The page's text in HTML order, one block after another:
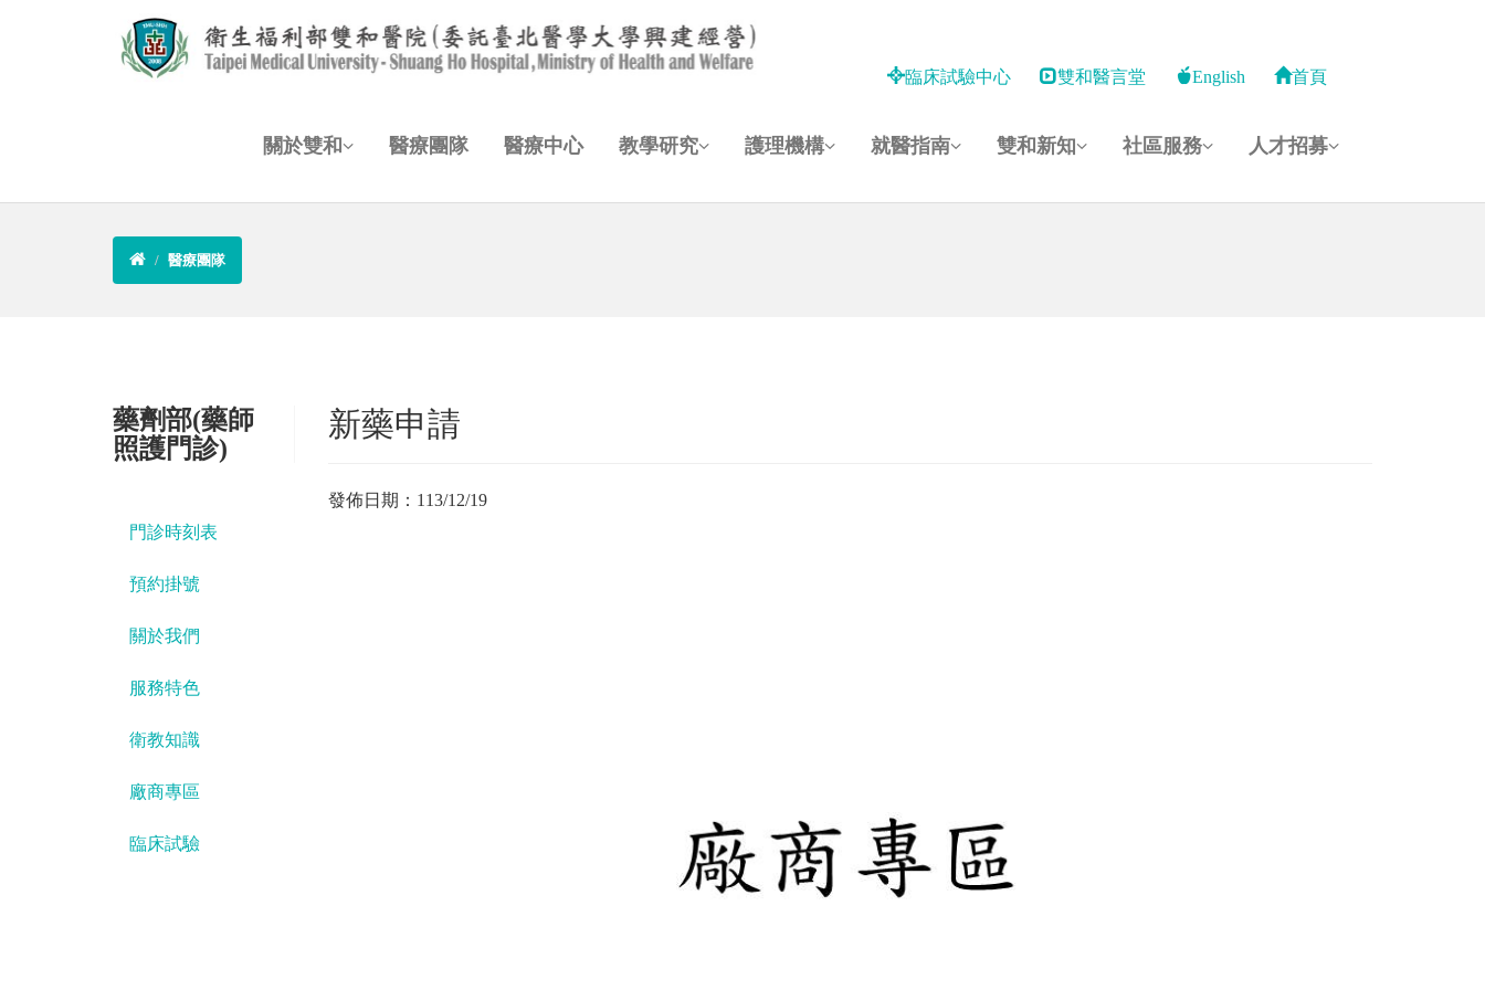
臨床試驗中心 雙和醫言堂 English 首頁
關於雙和 醫療團隊 醫療中心 教學研究 護理機構 就醫指南 雙和新知 社區服務 人才招募
醫療團隊
藥劑部(藥師
照護門診)
門診時刻表
預約掛號
關於我們
服務特色
衛教知識
廠商專區
臨床試驗
新藥申請
發佈日期： 113/12/19